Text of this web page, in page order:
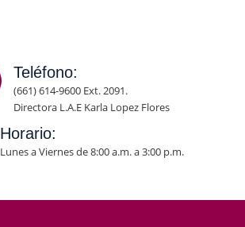
Teléfono:
(661) 614-9600 Ext. 2091.
Directora L.A.E Karla Lopez Flores
Horario:
Lunes a Viernes de 8:00 a.m. a 3:00 p.m.